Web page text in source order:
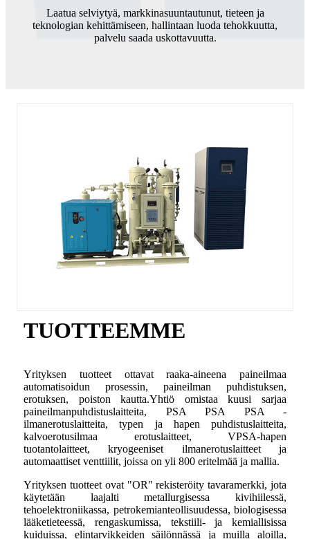
Laatua selviytyä, markkinasuuntautunut, tieteen ja
teknologian kehittämiseen, hallintaan luoda tehokkuutta,
palvelu saada uskottavuutta.
TUOTTEEMME
Yrityksen tuotteet ottavat raaka-aineena paineilmaa
automatisoidun prosessin, paineilman puhdistuksen,
erotuksen, poiston kautta.Yhtiö omistaa kuusi sarjaa
paineilmanpuhdistuslaitteita, PSA PSA PSA -
ilmanerotuslaitteita, typen ja hapen puhdistuslaitteita,
kalvoerotusilmaa erotuslaitteet, VPSA-hapen
tuotantolaitteet, kryogeeniset ilmanerotuslaitteet ja
automaattiset venttiilit, joissa on yli 800 eritelmää ja mallia.
Yrityksen tuotteet ovat "OR" rekisteröity tavaramerkki, jota
käytetään laajalti metallurgisessa kivihiilessä,
tehoelektroniikassa, petrokemianteollisuudessa, biologisessa
lääketieteessä, rengaskumissa, tekstiili- ja kemiallisissa
kuiduissa, elintarvikkeiden säilönnässä ja muilla aloilla,